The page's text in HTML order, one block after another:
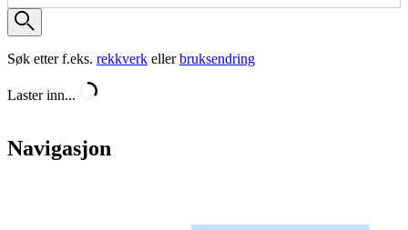
Søk etter f.eks. rekkverk ellerbruksendring
Laster inn...
Navigasjon